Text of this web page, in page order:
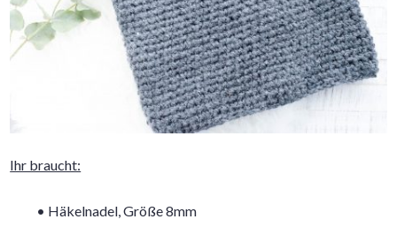
Ihr braucht:
• Häkelnadel, Größe 8mm